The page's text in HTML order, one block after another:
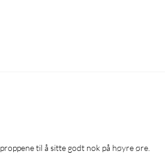
til å sitte godt nok på høyre øre.